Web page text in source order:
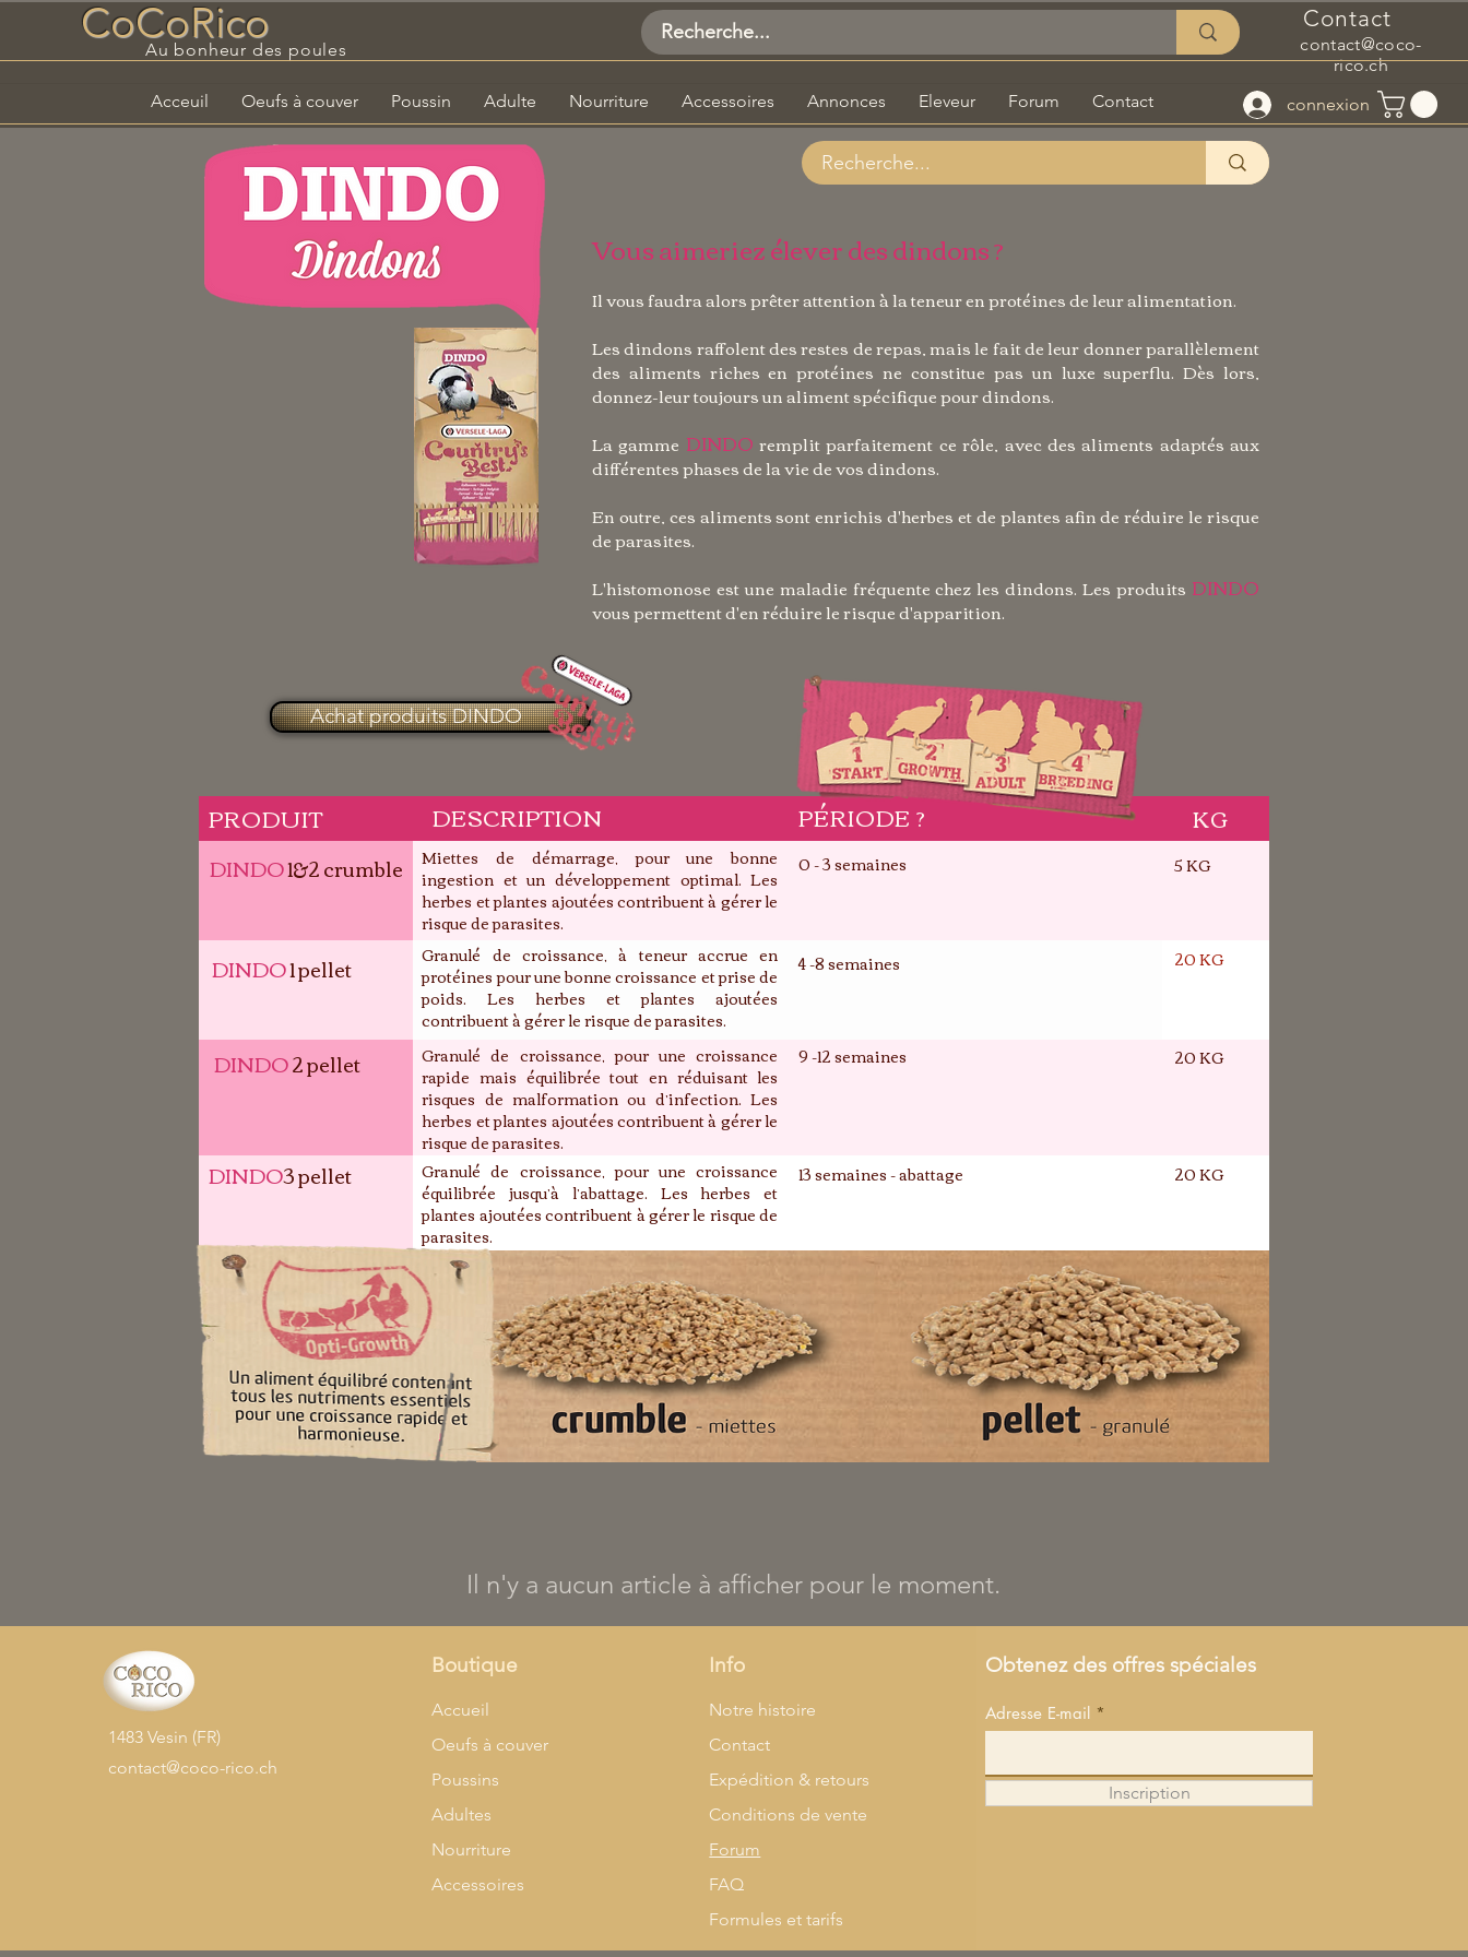
CoCoRico
Au bonheur des poules
Contact
contact@coco-
rico.ch
connexion
Acceuil Oeufs à couver Poussin Adulte Nourriture Accessoires Annonces Eleveur Forum Contact
Vous aimeriez élever des dindons ?
Il vous faudra alors prêter attention à la teneur en protéines de leur alimentation.
Les dindons raffolent des restes de repas, mais le fait de leur donner parallèlement
des aliments riches en protéines ne constitue pas un luxe superflu. Dès lors,
donnez-leur toujours un aliment spécifique pour dindons.
La gamme DINDO remplit parfaitement ce rôle, avec des aliments adaptés aux
différentes phases de la vie de vos dindons.
En outre, ces aliments sont enrichis d'herbes et de plantes afin de réduire le risque
de parasites.
L'histomonose est une maladie fréquente chez les dindons. Les produits DINDO
vous permettent d'en réduire le risque d'apparition.
PRODUIT DESCRIPTION PÉRIODE ? KG
Achat produits DINDO
DINDO1&2 crumble Miettes de démarrage, pour une bonne
ingestion et un développement optimal. Les
herbes et plantes ajoutées contribuent à gérer le
risque de parasites.
0 - 3 semaines 5 KG
DINDO1 pellet Granulé de croissance, à teneur accrue en
protéines pour une bonne croissance et prise de
poids. Les herbes et plantes ajoutées
contribuent à gérer le risque de parasites.
4 -8 semaines 20 KG
DINDO2 pellet Granulé de croissance, pour une croissance
rapide mais équilibrée tout en réduisant les
risques de malformation ou d’infection. Les
herbes et plantes ajoutées contribuent à gérer le
risque de parasites.
9 -12 semaines 20 KG
DINDO3 pellet Granulé de croissance, pour une croissance
équilibrée jusqu’à l’abattage. Les herbes et
plantes ajoutées contribuent à gérer le risque de
parasites.
13 semaines - abattage 20 KG
Il n'y a aucun article à afficher pour le moment.
1483 Vesin (FR)
contact@coco-rico.ch
Boutique
Accueil
Oeufs à couver
Poussins
Adultes
Nourriture
Accessoires
Info
Notre histoire
Contact
Expédition & retours
Conditions de vente
Forum
FAQ
Formules et tarifs
Obtenez des offres spéciales
Adresse E-mail
Inscription